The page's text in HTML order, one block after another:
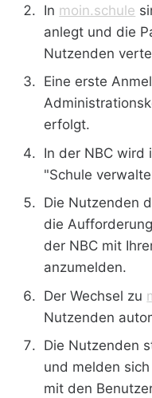
In moin.schule
anlegt und die
Nutzenden
Eine erste
erfolgt.
In der NBC wird
"Schule
Die Nutzenden
die
der NBC mit
anzumelden.
Der Wechsel zu
Nutzenden
Die Nutzenden
und melden
mit den